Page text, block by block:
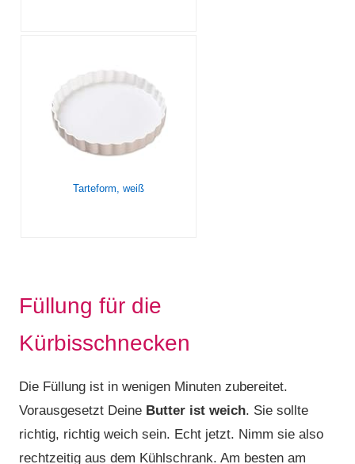
Tarteform, weiß
Füllung für die
Kürbisschnecken
Die Füllung ist in wenigen Minuten zubereitet.
Vorausgesetzt Deine Butter ist weich. Sie sollte
richtig, richtig weich sein. Echt jetzt. Nimm sie also
rechtzeitig aus dem Kühlschrank. Am besten am